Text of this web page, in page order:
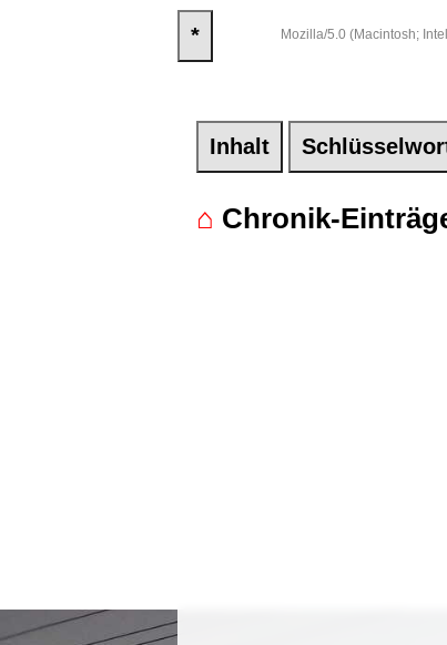
* Mozilla/5.0 (Macintosh;
Inhalt
⌂ Chronik-